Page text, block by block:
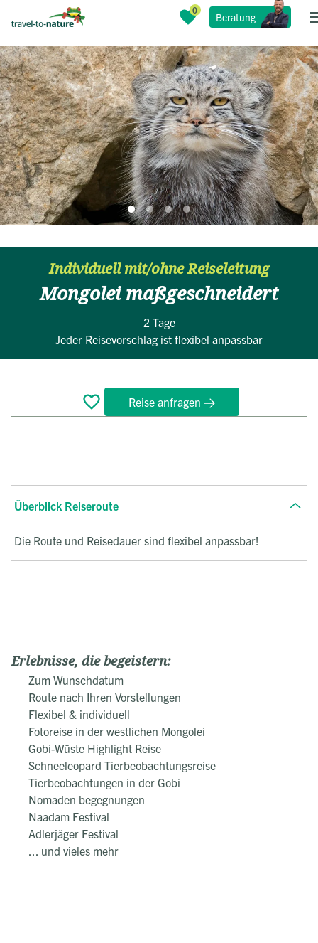
Beratung
Individuell mit/ohne Reiseleitung
Mongolei maßgeschneidert
2 Tage
Jeder Reisevorschlag ist flexibel anpassbar
Reise anfragen
Überblick Reiseverlauf Termine FAQ
Überblick Reiseroute
Die Route und Reisedauer sind flexibel anpassbar!
Erlebnisse, die begeistern:
Zum Wunschdatum
Route nach Ihren Vorstellungen
Flexibel & individuell
Fotoreise in der westlichen Mongolei
Gobi-Wüste Highlight Reise
Schneeleopard Tierbeobachtungsreise
Tierbeobachtungen in der Gobi
Nomaden begegnungen
Naadam Festival
Adlerjäger Festival
... und vieles mehr